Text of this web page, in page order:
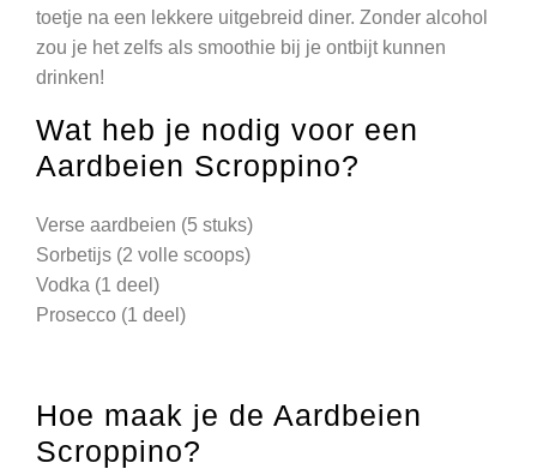
toetje na een lekkere uitgebreid diner. Zonder alcohol
zou je het zelfs als smoothie bij je ontbijt kunnen
drinken!
Wat heb je nodig voor een
Aardbeien Scroppino?
Verse aardbeien (5 stuks)
Sorbetijs (2 volle scoops)
Vodka (1 deel)
Prosecco (1 deel)
Hoe maak je de Aardbeien
Scroppino?